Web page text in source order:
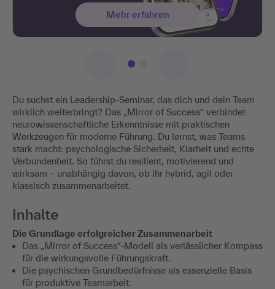
Du suchst ein Leadership-Seminar, das dich und dein Team
wirklich weiterbringt? Das „Mirror of Success“ verbindet
neurowissenschaftliche Erkenntnisse mit praktischen
Werkzeugen für moderne Führung. Du lernst, was Teams
stark macht: psychologische Sicherheit, Klarheit und echte
Verbundenheit. So führst du resilient, motivierend und
wirksam – unabhängig davon, ob ihr hybrid, agil oder
klassisch zusammenarbeitet.
Inhalte
Die Grundlage erfolgreicher Zusammenarbeit
Das „Mirror of Success“-Modell als verlässlicher Kompass
für die wirkungsvolle Führungskraft.
Die psychischen Grundbedürfnisse als essenzielle Basis
für produktive Teamarbeit.
Mehr erfahren